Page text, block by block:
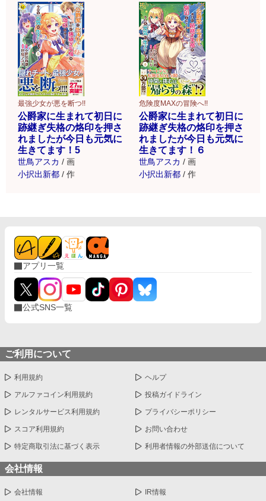
最強少女が悪を断つ!!
公爵家に生まれて初日に
跡継ぎ失格の烙印を押さ
れましたが今日も元気に
生きてます！5
世鳥アスカ / 画
小択出新都 / 作
危険度MAXの冒険へ!!
公爵家に生まれて初日に
跡継ぎ失格の烙印を押さ
れましたが今日も元気に
生きてます！６
世鳥アスカ / 画
小択出新都 / 作
アプリ一覧
公式SNS一覧
ご利用について
利用規約 ヘルプ
アルファコイン利用規約 投稿ガイドライン
レンタルサービス利用規約 プライバシーポリシー
スコア利用規約 お問い合わせ
特定商取引法に基づく表示 利用者情報の外部送信について
会社情報
会社情報 IR情報